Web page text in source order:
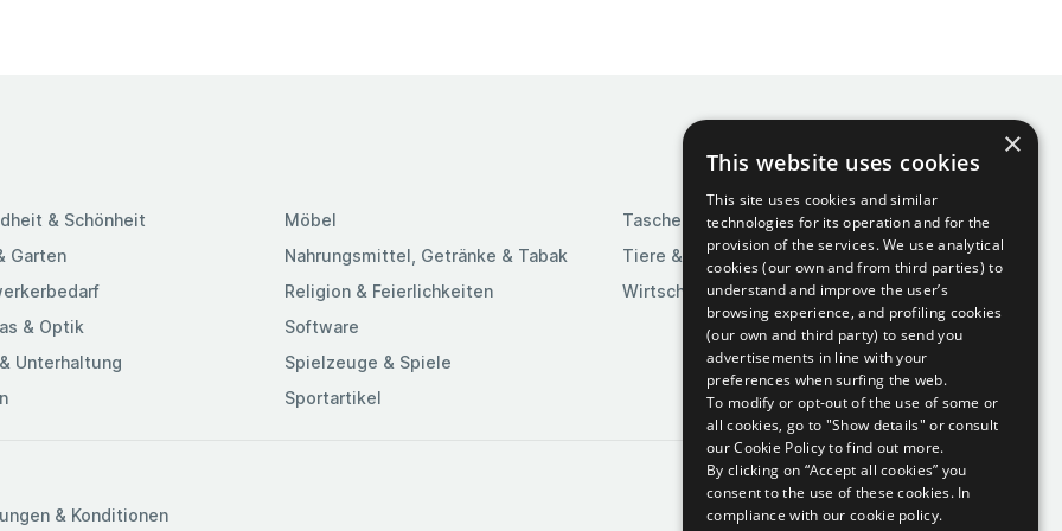
x 303 mm für
Finish und
& Schönheit
Garten
& Optik
Unterhaltung
Möbel
Nahrungsmittel, Getränke & Tabak
Religion & Feierlichkeiten
Software
Spielzeuge & Spiele
Sportartikel
Taschen & Gepäck
Tiere & Tierbedarf
Wirtschaft & Industrie
& Konditionen
×
This website uses cookies
This site uses cookies and similar
technologies for its operation and for the
provision of the services. We use analytical
cookies (our own and from third parties) to
understand and improve the user’s
browsing experience, and profiling cookies
(our own and third party) to send you
advertisements in line with your
preferences when surfing the web.
To modify or opt-out of the use of some or
all cookies, go to "Show details" or consult
our Cookie Policy to find out more.
By clicking on “Accept all cookies” you
consent to the use of these cookies. In
compliance with our cookie policy.